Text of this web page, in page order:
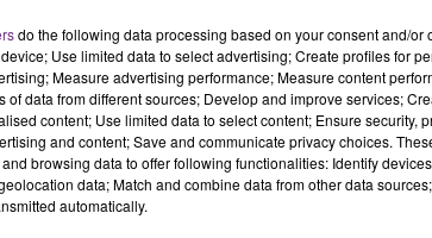
LE MAGASIN JOUÉCLUB DE
SES PORTES
C'était l'une des institutions du
rémois. Le magasin JouéClub est
fermer ses portes.
do the following data processing based on your consent and/or
Use limited data to select advertising; Create profiles for
Measure advertising performance; Measure content
of data from different sources; Develop and improve services;
content; Use limited data to select content; Ensure security,
and content; Save and communicate privacy choices.
browsing data to offer following functionalities: Identify
data; Match and combine data from other data
automatically.